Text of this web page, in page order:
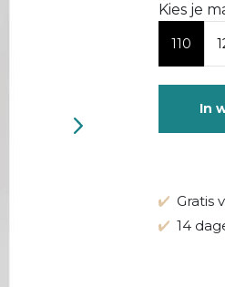
Kies je
110
In
Gratis
14